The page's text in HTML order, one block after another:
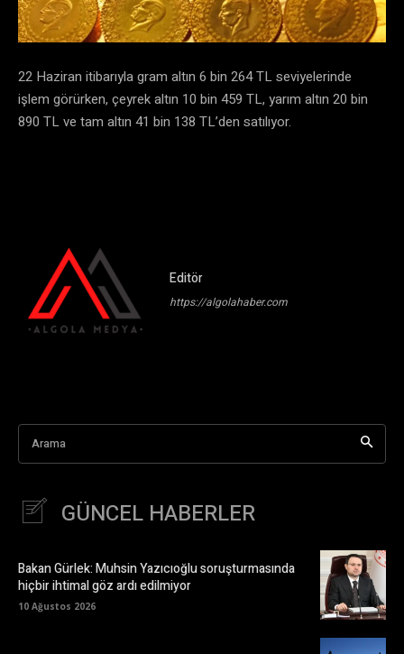
22 Haziran itibarıyla gram altın 6 bin 264 TL seviyelerinde
işlem görürken, çeyrek altın 10 bin 459 TL, yarım altın 20 bin
890 TL ve tam altın 41 bin 138 TL’den satılıyor.
Editör
https://algolahaber.com
Arama
GÜNCEL HABERLER
Bakan Gürlek: Muhsin Yazıcıoğlu soruşturmasında
hiçbir ihtimal göz ardı edilmiyor
10 Ağustos 2026